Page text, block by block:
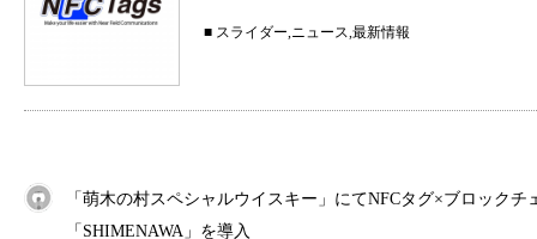
■ スライダー,ニュース,最新情報
「萌木の村スペシャルウイスキー」にてNFCタグ×ブロックチ
「SHIMENAWA」を導入